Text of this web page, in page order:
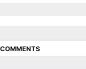
COMMENTS